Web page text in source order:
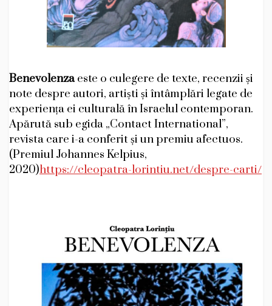
Benevolenzaeste o culegere de texte, recenzii și
note despre autori, artiști și întâmplări legate de
experiența ei culturală în Israelul contemporan.
Apărută sub egida „Contact International”,
revista care i-a conferit și un premiu afectuos.
(Premiul Johannes Kelpius,
2020)https://cleopatra-lorintiu.net/despre-carti/